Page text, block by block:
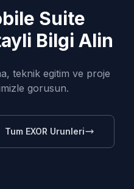
Suite
Bilgi Alin
teknik egitim ve proje
gorusun.
Tum EXOR Urunleri